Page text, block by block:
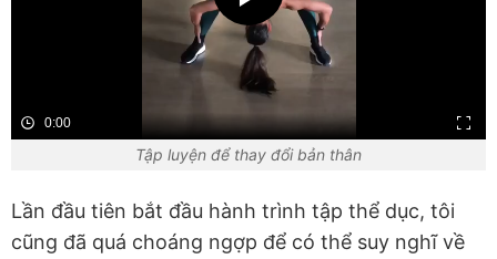
0:00
Tập luyện để thay đổi bản thân
Lần đầu tiên bắt đầu hành trình tập thể dục, tôi
cũng đã quá choáng ngợp để có thể suy nghĩ về